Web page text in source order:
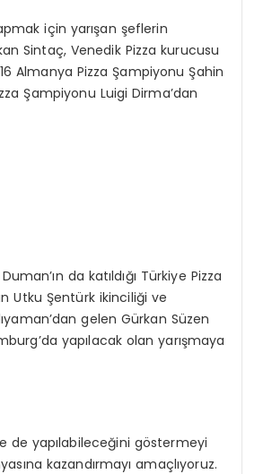
için yarışan şeflerin
Sintaç, Venedik Pizza kurucusu
Almanya Pizza Şampiyonu Şahin
Şampiyonu Luigi Dirma’dan
da katıldığı Türkiye Pizza
Utku Şentürk ikinciliği ve
gelen Gürkan Süzen
yapılacak olan yarışmaya
de yapılabileceğini göstermeyi
kazandırmayı amaçlıyoruz.